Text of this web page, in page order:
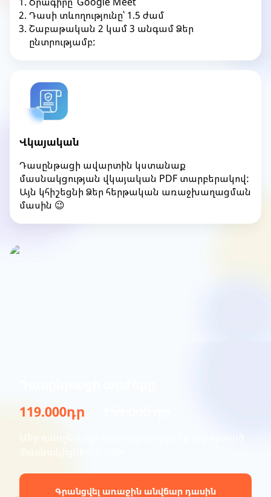
Դասի տևողությունը՝ 1.5 ժամ
Շաբաթական 2 կամ 3 անգամ Ձեր
ընտրությամբ:
Վկայական
Դասընթացի ավարտին կստանաք
մասնակցության վկայական PDF տարբերակով:
Այն կհիշեցնի Ձեր հերթական առաջխաղացման
մասին 😉
119.000դր
Գրանցվել առաջին անվճար դասին